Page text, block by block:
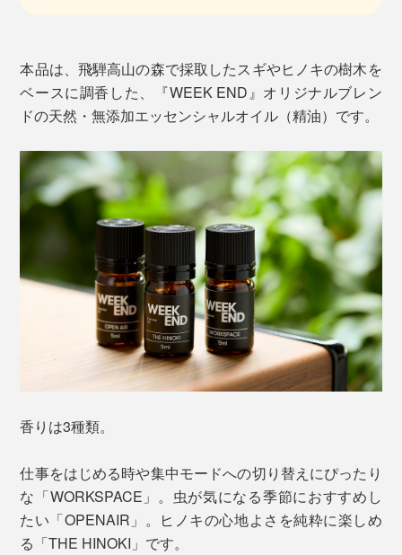
本品は、飛騨高山の森で採取したスギやヒノキの樹木を
ベースに調香した、『WEEK END』オリジナルブレン
ドの天然・無添加エッセンシャルオイル（精油）です。
香りは3種類。
仕事をはじめる時や集中モードへの切り替えにぴったり
な「WORKSPACE」。虫が気になる季節におすすめし
たい「OPENAIR」。ヒノキの心地よさを純粋に楽しめ
る「THE HINOKI」です。